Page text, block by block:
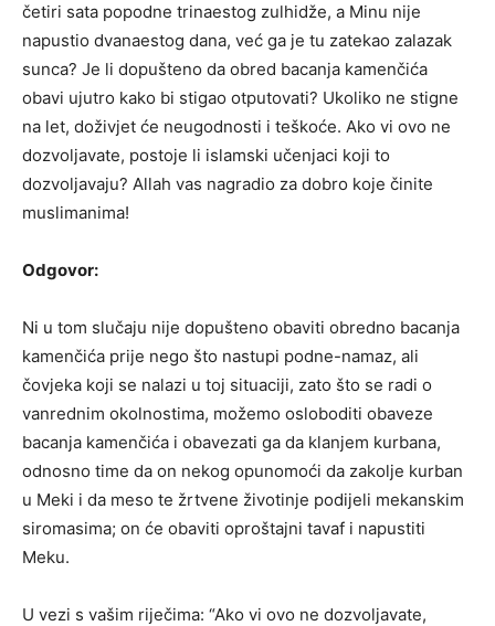
četiri sata popodne trinaestog zulhidže, a Minu nije
napustio dvanaestog dana, već ga je tu zatekao zalazak
sunca? Je li dopušteno da obred bacanja kamenčića
obavi ujutro kako bi stigao otputovati? Ukoliko ne stigne
na let, doživjet će neugodnosti i teškoće. Ako vi ovo ne
dozvoljavate, postoje li islamski učenjaci koji to
dozvoljavaju? Allah vas nagradio za dobro koje činite
muslimanima!
Odgovor:
Ni u tom slučaju nije dopušteno obaviti obredno bacanja
kamenčića prije nego što nastupi podne-namaz, ali
čovjeka koji se nalazi u toj situaciji, zato što se radi o
vanrednim okolnostima, možemo osloboditi obaveze
bacanja kamenčića i obavezati ga da klanjem kurbana,
odnosno time da on nekog opunomoći da zakolje kurban
u Meki i da meso te žrtvene životinje podijeli mekanskim
siromasima; on će obaviti oproštajni tavaf i napustiti
Meku.
U vezi s vašim riječima: “Ako vi ovo ne dozvoljavate,